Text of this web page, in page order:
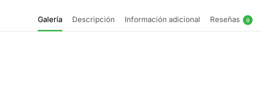
Galería Descripción Información adicional Reseñas 0